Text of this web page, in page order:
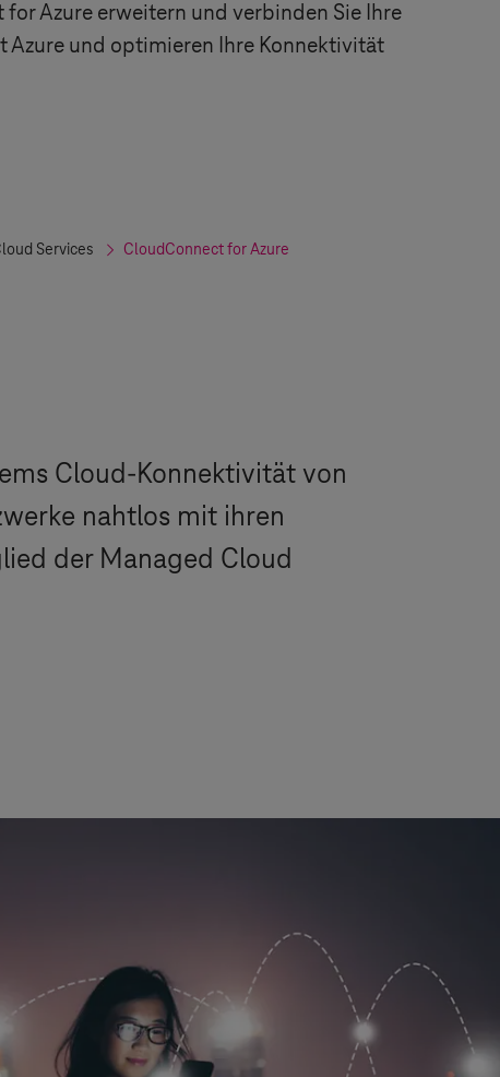
Azure erweitern und verbinden Sie Ihre
Azure und optimieren Ihre Konnektivität
Services CloudConnect for Azure
Cloud-Konnektivität von
nahtlos mit ihren
der Managed Cloud